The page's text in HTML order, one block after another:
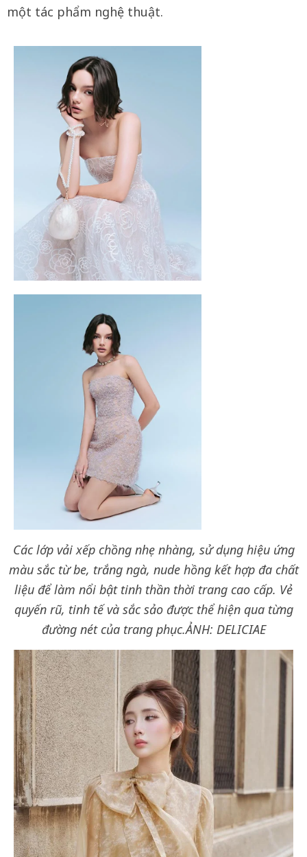
một tác phẩm nghệ thuật.
Các lớp vải xếp chồng nhẹ nhàng, sử dụng hiệu ứng
màu sắc từ be, trắng ngà, nude hồng kết hợp đa chất
liệu để làm nổi bật tinh thần thời trang cao cấp. Vẻ
quyến rũ, tinh tế và sắc sảo được thể hiện qua từng
đường nét của trang phục.ẢNH: DELICIAE